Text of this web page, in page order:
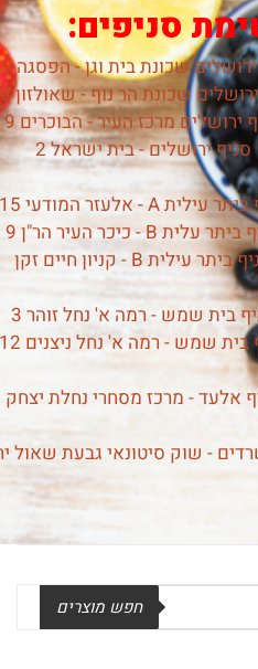
וגן - הפסגה 50
נוף - שאולזון 49
- הבוכרים 9
ישראל 2
א' נחל זוהר 3
נחל ניצנים 12
נחלת יצחק
גבעת שאול ירושלים
חפש מוצרים